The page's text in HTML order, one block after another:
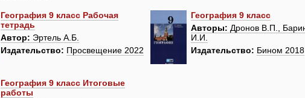
География 9 класс Рабочая
тетрадь
Автор: Эртель А.Б.
Издательство: Просвещение 2022
География 9 класс
Авторы: Дронов В.П.,
И.И.
Издательство: Бином 2018
География 9 класс Итоговые
работы